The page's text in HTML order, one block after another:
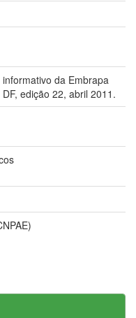
da Embrapa
edição 22, abril 2011.